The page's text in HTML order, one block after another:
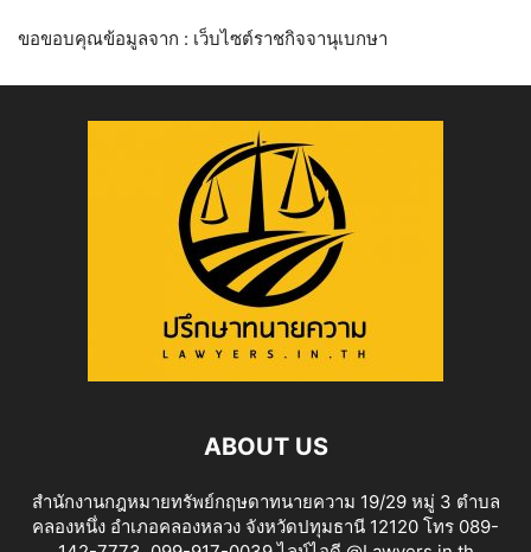
ขอขอบคุณข้อมูลจาก : เว็บไซต์ราชกิจจานุเบกษา
ABOUT US
สำนักงานกฎหมายทรัพย์กฤษดาทนายความ 19/29 หมู่ 3 ตำบล
คลองหนึ่ง อำเภอคลองหลวง จังหวัดปทุมธานี 12120 โทร 089-